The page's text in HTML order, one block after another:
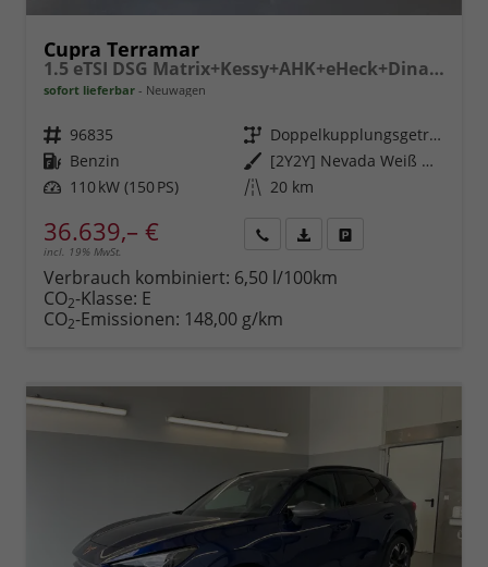
Cupra Terramar
1.5 eTSI DSG Matrix+Kessy+AHK+eHeck+Dinamica+CarPlay+eHeck+GV5
sofort lieferbar Neuwagen
Fahrzeugnr. 96835 Getriebe
Doppelkupplungsgetriebe (DSG)
Kraftstoff Benzin Außenfarbe
[2Y2Y] Nevada Weiß Metallic
Leistung 110 kW (150 PS) Kilometerstand 20 km
36.639,– €
incl. 19% MwSt.
anfordern
Datei,
Verbrauch kombiniert: 6,50 l/100km
CO2-Klasse: E
CO2-Emissionen: 148,00 g/km